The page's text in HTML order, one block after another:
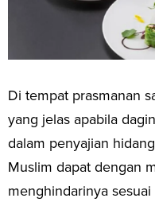
Di tempat prasmanan
yang jelas apabila
dalam penyajian
Muslim dapat dengan
menghindarinya